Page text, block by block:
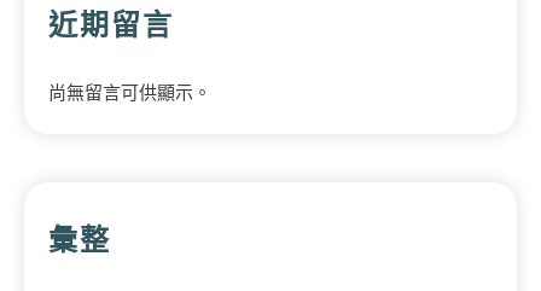
近期留言
尚無留言可供顯示。
彙整